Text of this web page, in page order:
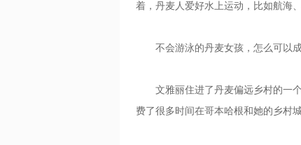
着，丹麦人爱好水上运动，比如航海
不会游泳的丹麦女孩，怎么可以成
文雅丽住进了丹麦偏远乡村的一个
费了很多时间在哥本哈根和她的乡村